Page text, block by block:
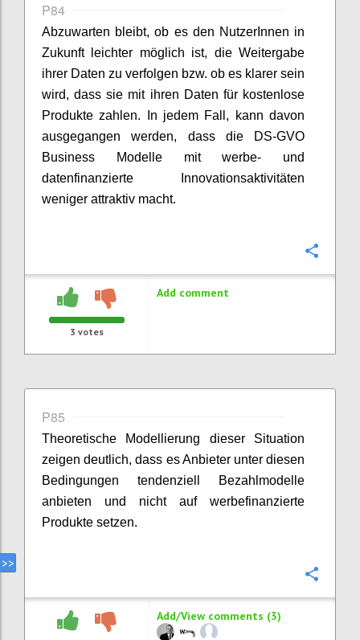
P84
Abzuwarten bleibt, ob es den NutzerInnen in
Zukunft leichter möglich ist, die Weitergabe
ihrer Daten zu verfolgen bzw. ob es klarer sein
wird, dass sie mit ihren Daten für kostenlose
Produkte zahlen. In jedem Fall, kann davon
ausgegangen werden, dass die DS-GVO
Business Modelle mit werbe- und
datenfinanzierte Innovationsaktivitäten
weniger attraktiv macht.
3 votes
Add comment
P85
Theoretische Modellierung dieser Situation
zeigen deutlich, dass es Anbieter unter diesen
Bedingungen tendenziell Bezahlmodelle
anbieten und nicht auf werbefinanzierte
Produkte setzen.
Add/View comments (3)